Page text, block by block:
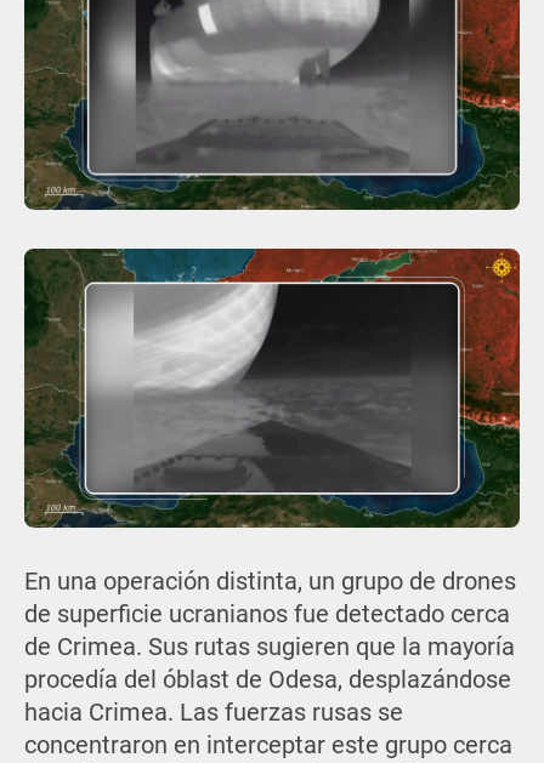
En una operación distinta, un grupo de drones
de superficie ucranianos fue detectado cerca
de Crimea. Sus rutas sugieren que la mayoría
procedía del óblast de Odesa, desplazándose
hacia Crimea. Las fuerzas rusas se
concentraron en interceptar este grupo cerca